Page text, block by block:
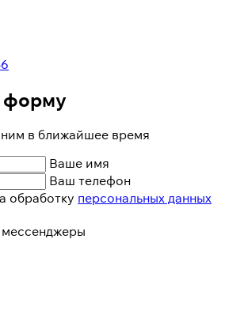
форму
в ближайшее время
Ваше имя
Ваш телефон
обработку персональных данных